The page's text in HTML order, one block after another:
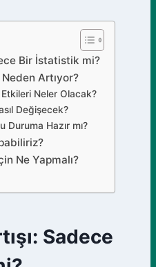
Bir İstatistik mi?
Neden Artıyor?
Etkileri Neler Olacak?
Değişecek?
Duruma Hazır mı?
Ne Yapmalı?
Sadece